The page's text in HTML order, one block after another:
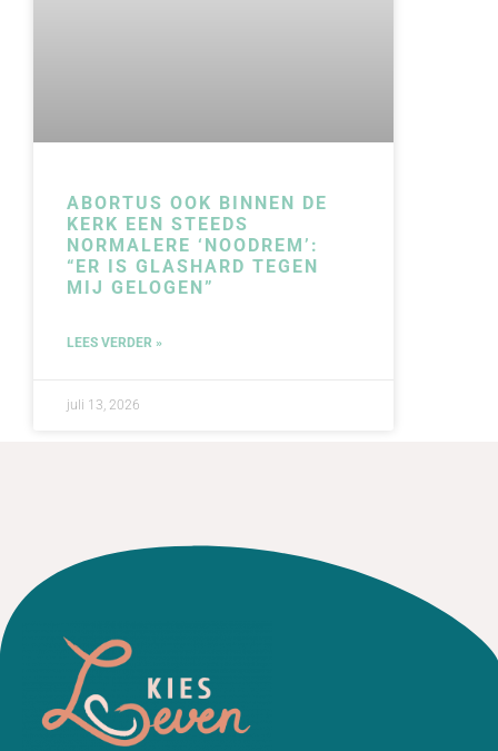
ABORTUS OOK BINNEN DE
KERK EEN STEEDS
NORMALERE ‘NOODREM’:
“ER IS GLASHARD TEGEN
MIJ GELOGEN”
LEES VERDER »
juli 13, 2026